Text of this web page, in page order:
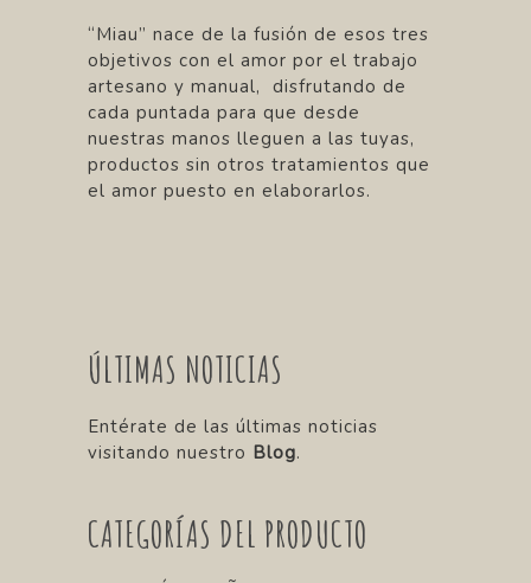
“Miau” nace de la fusión de esos tres
objetivos con el amor por el trabajo
artesano y manual, disfrutando de
cada puntada para que desde
nuestras manos lleguen a las tuyas,
productos sin otros tratamientos que
el amor puesto en elaborarlos.
ÚLTIMAS NOTICIAS
Entérate de las últimas noticias
visitando nuestro Blog.
CATEGORÍAS DEL PRODUCTO